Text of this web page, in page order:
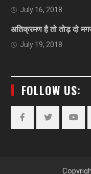
July 16, 2018
अतिक्रमण है तो तोड़ दो
July 19, 2018
FOLLOW US: